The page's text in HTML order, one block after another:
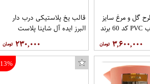
گل و مرغ سایز
40*30 با قاب PVC کد 60 برند
۳,۶۰۰,۰۰۰
قالب یخ پلاستیکی درب دار
البرز ایده آل شاینا پلاست
۲۳۰,۰۰۰
13%